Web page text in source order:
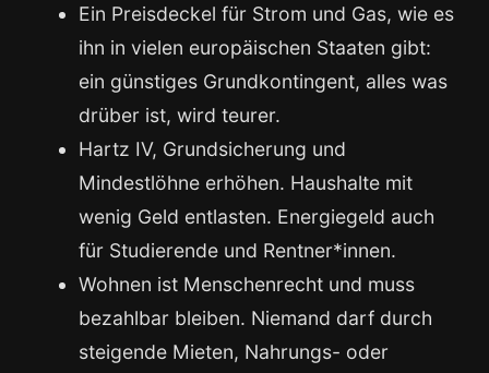
Ein Preisdeckel für Strom und Gas, wie es
ihn in vielen europäischen Staaten gibt:
ein günstiges Grundkontingent, alles was
drüber ist, wird teurer.
Hartz IV, Grundsicherung und
Mindestlöhne erhöhen. Haushalte mit
wenig Geld entlasten. Energiegeld auch
für Studierende und Rentner*innen.
Wohnen ist Menschenrecht und muss
bezahlbar bleiben. Niemand darf durch
steigende Mieten, Nahrungs- oder